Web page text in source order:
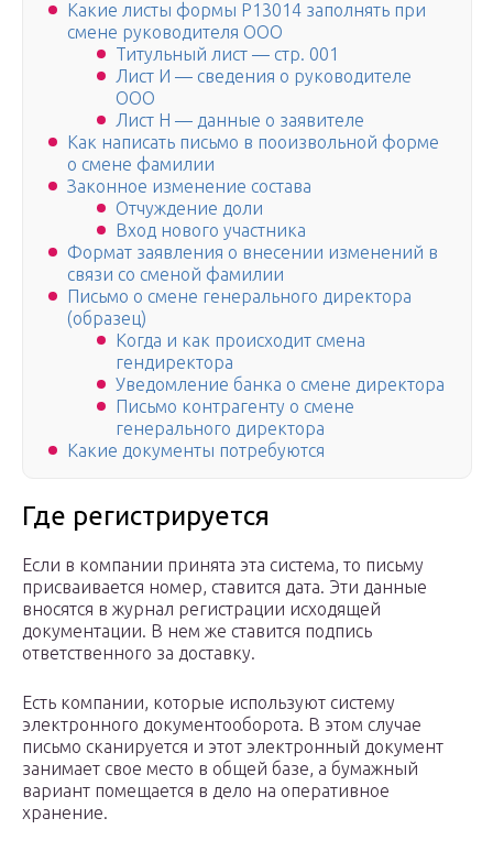
Какие листы формы Р13014 заполнять при
смене руководителя ООО
Титульный лист — стр. 001
Лист И — сведения о руководителе
ООО
Лист Н — данные о заявителе
Как написать письмо в пооизвольной форме
о смене фамилии
Законное изменение состава
Отчуждение доли
Вход нового участника
Формат заявления о внесении изменений в
связи со сменой фамилии
Письмо о смене генерального директора
(образец)
Когда и как происходит смена
гендиректора
Уведомление банка о смене директора
Письмо контрагенту о смене
генерального директора
Какие документы потребуются
Где регистрируется
Если в компании принята эта система, то письму
присваивается номер, ставится дата. Эти данные
вносятся в журнал регистрации исходящей
документации. В нем же ставится подпись
ответственного за доставку.
Есть компании, которые используют систему
электронного документооборота. В этом случае
письмо сканируется и этот электронный документ
занимает свое место в общей базе, а бумажный
вариант помещается в дело на оперативное
хранение.